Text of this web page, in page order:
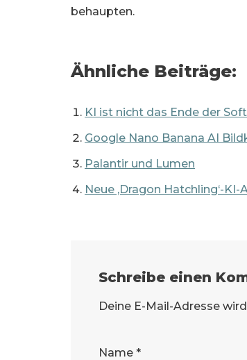
behaupten.
Ähnliche Beiträge:
KI ist nicht das Ende der
Google Nano Banana AI
Palantir und Lumen
Neue ‚Dragon Hatchling‘-
Schreibe einen
Deine E-Mail-Adresse
Name *